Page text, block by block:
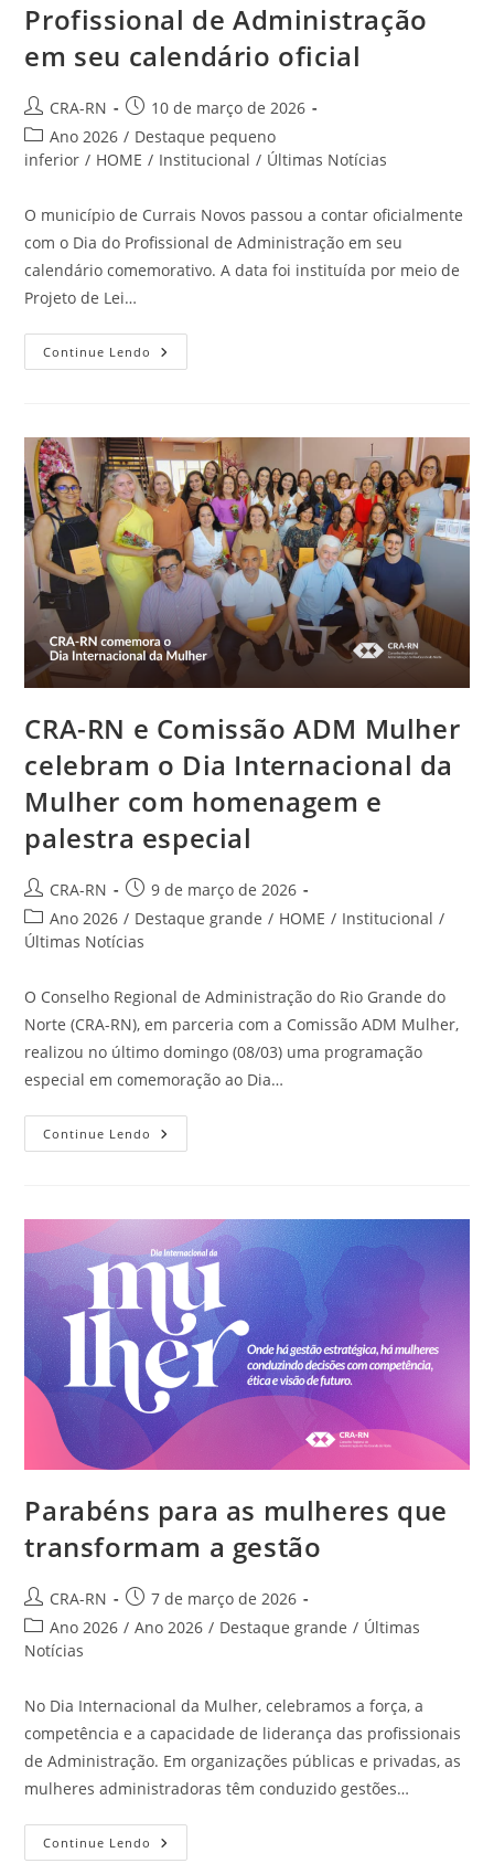
Profissional de Administração
em seu calendário oficial
Autor
do
post:
CRA-RN
Post
publicado:
10 de março de 2026
Categoria
do
Ano 2026 / Destaque pequeno
inferior / HOME / Institucional / Últimas Notícias
O município de Currais Novos passou a contar oficialmente
com o Dia do Profissional de Administração em seu
calendário comemorativo. A data foi instituída por meio de
Projeto de Lei…
Continue Lendo Currais
Novos
De
Administração
Em
Seu
Calendário
Oficial
CRA-RN e Comissão ADM Mulher
celebram o Dia Internacional da
Mulher com homenagem e
palestra especial
Autor
do
post:
CRA-RN
Post
publicado:
9 de março de 2026
Categoria
do
Ano 2026 / Destaque grande / HOME / Institucional /
Últimas Notícias
O Conselho Regional de Administração do Rio Grande do
Norte (CRA-RN), em parceria com a Comissão ADM Mulher,
realizou no último domingo (08/03) uma programação
especial em comemoração ao Dia…
Continue Lendo CRA-
RN
Celebram
Dia
Internacional
Da
Mulher
Com
Homenagem
E
Palestra
Especial
Parabéns para as mulheres que
transformam a gestão
Autor
do
post:
CRA-RN
Post
publicado:
7 de março de 2026
Categoria
do
Ano 2026 / Ano 2026 / Destaque grande / Últimas
Notícias
No Dia Internacional da Mulher, celebramos a força, a
competência e a capacidade de liderança das profissionais
de Administração. Em organizações públicas e privadas, as
mulheres administradoras têm conduzido gestões…
Continue Lendo Parabéns
Para